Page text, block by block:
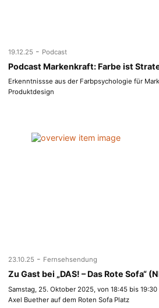
19.12.25 - Podcast
Podcast Markenkraft: Farbe ist
Erkenntnissse aus der Farbpsychologie für
Produktdesign
23.10.25 - Fernsehsendung
Zu Gast bei „DAS! – Das Rote Sofa“
Samstag, 25. Oktober 2025, von 18:45 bis
Axel Buether auf dem Roten Sofa Platz